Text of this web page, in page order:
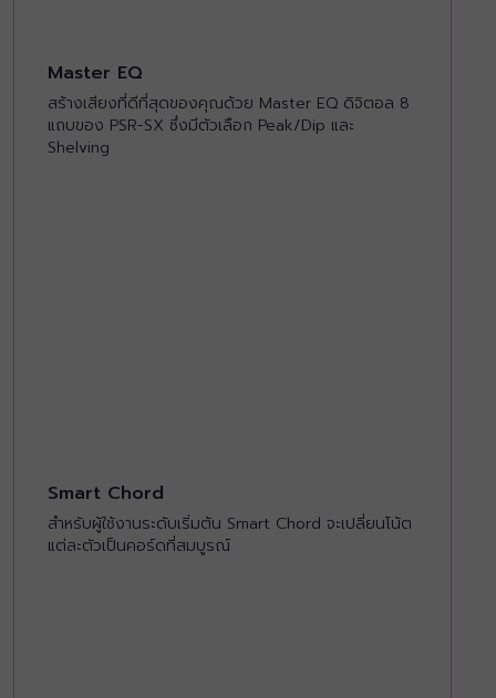
Master EQ
สร้างเสียงที่ดีที่สุดของคุณด้วย Master EQ ดิจิตอล 8
แถบของ PSR-SX ซึ่งมีตัวเลือก Peak/Dip และ
Shelving
Smart Chord
สำหรับผู้ใช้งานระดับเริ่มต้น Smart Chord จะเปลี่ยนโน้ต
แต่ละตัวเป็นคอร์ดที่สมบูรณ์